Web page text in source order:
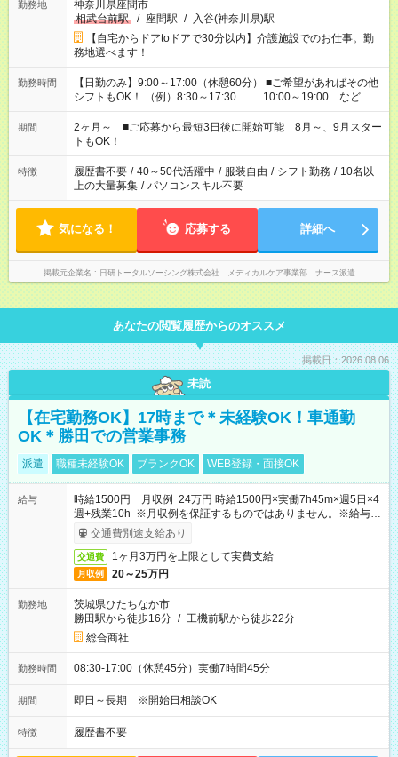
勤務地
神奈川県座間市
相武台前駅
/ 座間駅 / 入谷(神奈川県)駅
【自宅からドアtoドアで30分以内】介護施設でのお仕事。勤
務地選べます！
勤務時間
【日勤のみ】9:00～17:00（休憩60分） ■ご希望があればその他
シフトもOK！ （例）8:30～17:30 10:00～19:00 など
「家族とお休みを合わせたい」 「できれば残業はしたくない」
など、あなたのご希望に沿ったお仕事をご紹介します！ ※Wワ
ーク希望の方へ 今ご覧のお仕事で希望する勤務時間と、もう1つ
のお仕事の勤務時間。 合計で週40時間を超える場合は応募でき
ません
期間
2ヶ月～ ■ご応募から最短3日後に開始可能 8月～、9月スター
トもOK！
特徴 履歴書不要 / 40～50代活躍中 / 服装自由 / シフト勤務 / 10名以
上の大量募集 / パソコンスキル不要
気になる！ 応募する 詳細へ
掲載元企業名 日研トータルソーシング株式会社 メディカルケア事業部 ナース派遣
あなたの閲覧履歴からのオススメ
掲載日：2026.08.06
未読
【在宅勤務OK】17時まで＊未経験OK！車通勤
OK＊勝田での営業事務
派遣 職種未経験OK ブランクOK WEB登録・面接OK
給与
時給1500円 月収例 24万円 時給1500円×実働7h45m×週5日×4
週+残業10h ※月収例を保証するものではありません。※給与即
受取りサービス利用可（利用条件有）
交通費別途支給あり
交通費 1ヶ月3万円を上限として実費支給
月収例 20～25万円
勤務地
茨城県ひたちなか市
勝田駅から徒歩16分 / 工機前駅から徒歩22分
総合商社
勤務時間 08:30-17:00（休憩45分）実働7時間45分
期間 即日～長期 ※開始日相談OK
特徴 履歴書不要